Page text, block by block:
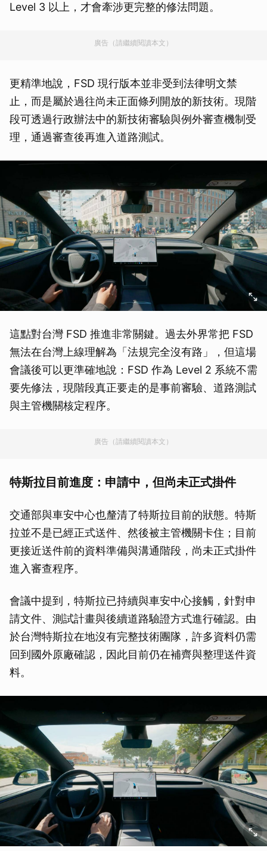
Level 3 以上，才會牽涉更完整的修法問題。
廣告（請繼續閱讀本文）
更精準地說，FSD 現行版本並非受到法律明文禁
止，而是屬於過往尚未正面條列開放的新技術。現階
段可透過行政辦法中的新技術審驗與例外審查機制受
理，通過審查後再進入道路測試。
這點對台灣 FSD 推進非常關鍵。過去外界常把 FSD
無法在台灣上線理解為「法規完全沒有路」，但這場
會議後可以更準確地說：FSD 作為 Level 2 系統不需
要先修法，現階段真正要走的是事前審驗、道路測試
與主管機關核定程序。
廣告（請繼續閱讀本文）
特斯拉目前進度：申請中，但尚未正式掛件
交通部與車安中心也釐清了特斯拉目前的狀態。特斯
拉並不是已經正式送件、然後被主管機關卡住；目前
更接近送件前的資料準備與溝通階段，尚未正式掛件
進入審查程序。
會議中提到，特斯拉已持續與車安中心接觸，針對申
請文件、測試計畫與後續道路驗證方式進行確認。由
於台灣特斯拉在地沒有完整技術團隊，許多資料仍需
回到國外原廠確認，因此目前仍在補齊與整理送件資
料。